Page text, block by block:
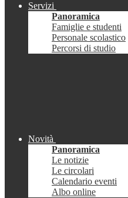
Servizi
Panoramica
Famiglie e studenti
Personale scolastico
Percorsi di studio
Novità
Panoramica
Le notizie
Le circolari
Calendario eventi
Albo online